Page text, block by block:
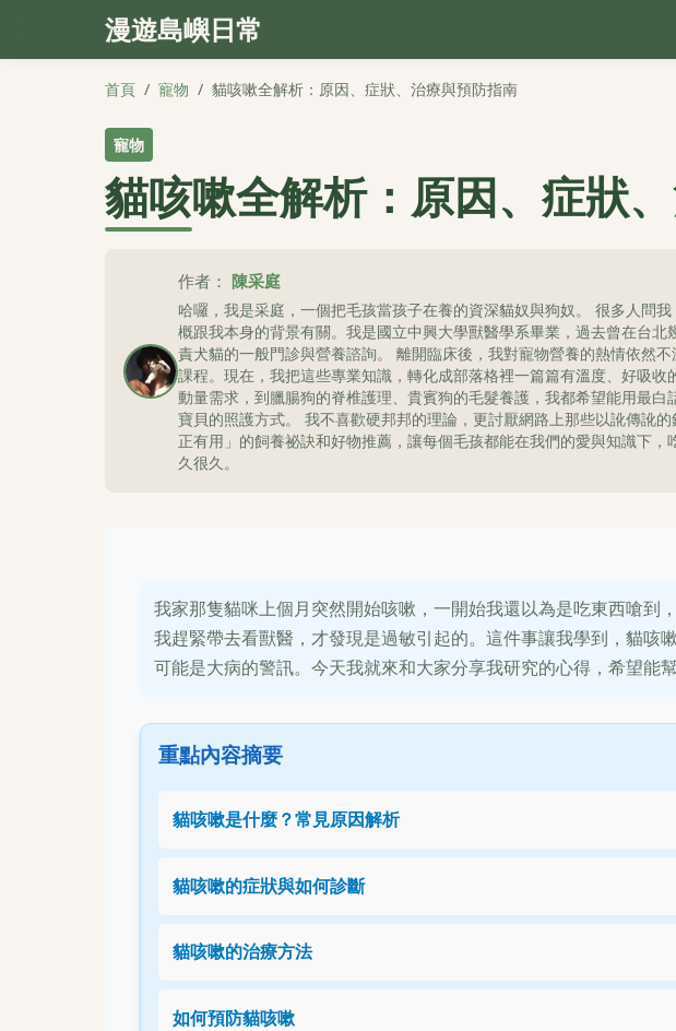
漫遊島嶼日常
首頁 / 寵物 / 貓咳嗽全解析：原因、症狀、治療與預防指南
寵物
貓咳嗽全解析：原因、症狀
作者： 陳采庭
哈囉，我是采庭，一個把毛孩當孩子在養的資深貓奴與狗奴。 很多人問
概跟我本身的背景有關。我是國立中興大學獸醫學系畢業，過去曾在台
責犬貓的一般門診與營養諮詢。 離開臨床後，我對寵物營養的熱情依然
課程。現在，我把這些專業知識，轉化成部落格裡一篇篇有溫度、好吸
動量需求，到臘腸狗的脊椎護理、貴賓狗的毛髮養護，我都希望能用最
寶貝的照護方式。 我不喜歡硬邦邦的理論，更討厭網路上那些以訛傳訛
正有用」的飼養祕訣和好物推薦，讓每個毛孩都能在我們的愛與知識下
久很久。
我家那隻貓咪上個月突然開始咳嗽，一開始我還以為是吃東西嗆到
我趕緊帶去看獸醫，才發現是過敏引起的。這件事讓我學到，貓咳
可能是大病的警訊。今天我就來和大家分享我研究的心得，希望能幫
重點內容摘要
貓咳嗽是什麼？常見原因解析
貓咳嗽的症狀與如何診斷
貓咳嗽的治療方法
如何預防貓咳嗽